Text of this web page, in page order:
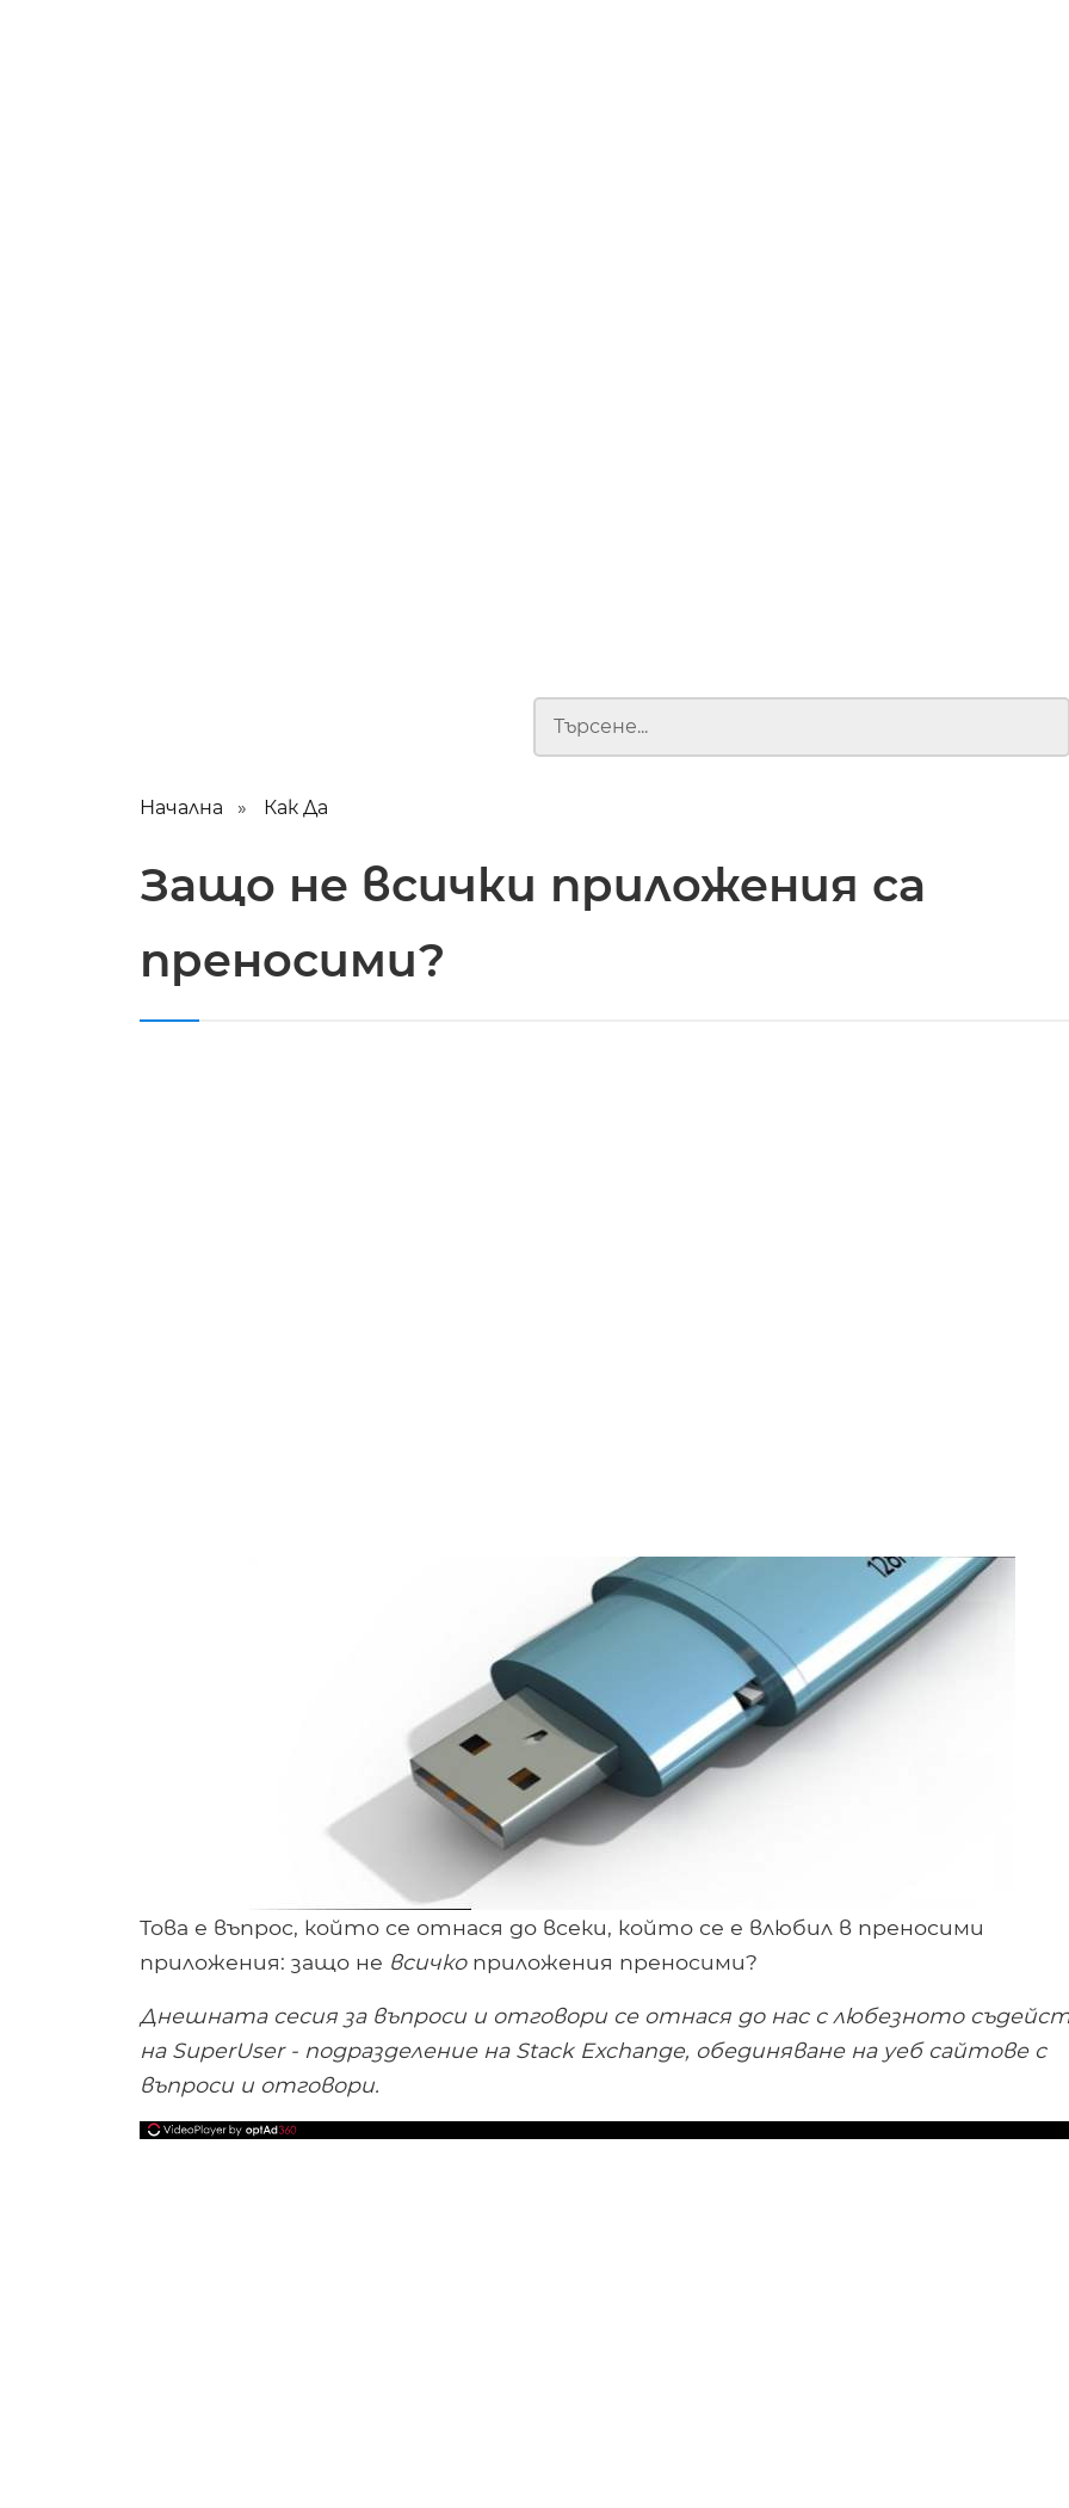
Начална Как Да
Защо не всички приложения са
преносими?
Това е въпрос, който се отнася до всеки, който се е влюбил в преносими
приложения: защо не всичкоприложения преносими?
Днешната сесия за въпроси и отговори се отнася до нас с любезното
на SuperUser - подразделение на Stack Exchange, обединяване на уеб сайтове с
въпроси и отговори.